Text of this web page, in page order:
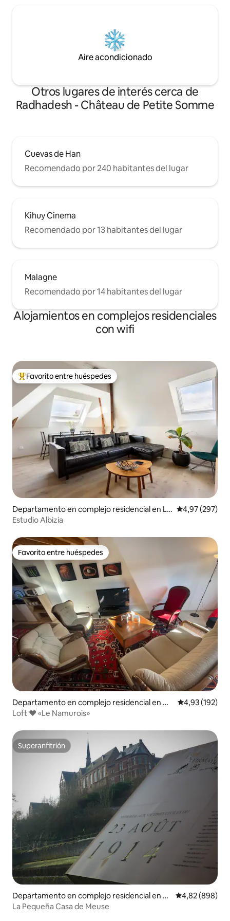
Aire acondicionado
Otros lugares de interés cerca de
Radhadesh - Château de Petite Somme
Cuevas de Han
Recomendado por 240 habitantes del lugar
Kihuy Cinema
Recomendado por 13 habitantes del lugar
Malagne
Recomendado por 14 habitantes del lugar
Alojamientos en complejos residenciales
con wifi
Favorito entre los huéspedes más destacados
Favorito entre huéspedes
Departamento en complejo residencial en Li
bin
Calificación
4,97 (297)
Estudio Albizia
Favorito entre huéspedes
Favorito entre huéspedes
Departamento en complejo residencial en Na
mur
Calificación
4,93 (192)
Loft ❤️ «Le Namurois»
Superanfitrión
Superanfitrión
Departamento en complejo residencial en Di
nant
Calificación
4,82 (898)
La Pequeña Casa de Meuse